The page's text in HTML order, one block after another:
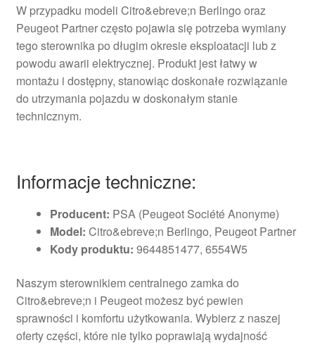
W przypadku modeli Citro&ebreve;n Berlingo oraz
Peugeot Partner często pojawia się potrzeba wymiany
tego sterownika po długim okresie eksploatacji lub z
powodu awarii elektrycznej. Produkt jest łatwy w
montażu i dostępny, stanowiąc doskonałe rozwiązanie
do utrzymania pojazdu w doskonałym stanie
technicznym.
Informacje techniczne:
Producent: PSA (Peugeot Société Anonyme)
Model: Citro&ebreve;n Berlingo, Peugeot Partner
Kody produktu: 9644851477, 6554W5
Naszym sterownikiem centralnego zamka do
Citro&ebreve;n i Peugeot możesz być pewien
sprawności i komfortu użytkowania. Wybierz z naszej
oferty części, które nie tylko poprawiają wydajność